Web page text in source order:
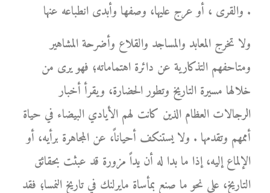
والقرى ، أو عرج عليها، وصفها وأبدى انطباعه عنها .
ولا تخرج المعابد والمساجد والقلاع وأضرحة المشاهير
ومتاحفهم التذكارية عن دائرة اهتماماته؛ فهو يرى من
خلالها مسيرة التاريخ وتطور الحضارة، ويقرأ أخبار
الرجالات العظام الذين كانت لهم الأيادي البيضاء في حياة
أممهم وتقدمها . ولا يستنكف أحياناً، عن المجاهرة برأيه، أو
الإلماع إليه، إذا ما بدا له أن يداً مزورة قد عبثت بحقائق
التاريخ، على نحو ما صنع بمأساة مايرلنك في تاريخ النمسا؛ فقد